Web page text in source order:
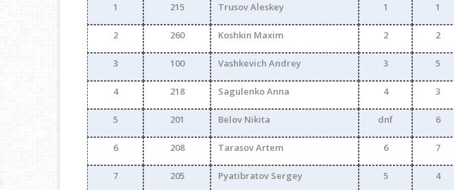
1 215 Trusov Aleskey 1 1
2 260 Koshkin Maxim 2 2
3 100 Vashkevich Andrey 3 5
4 218 Sagulenko Anna 4 3
5 201 Belov Nikita dnf 6
6 208 Tarasov Artem 6 7
7 205 Pyatibratov Sergey 5 4